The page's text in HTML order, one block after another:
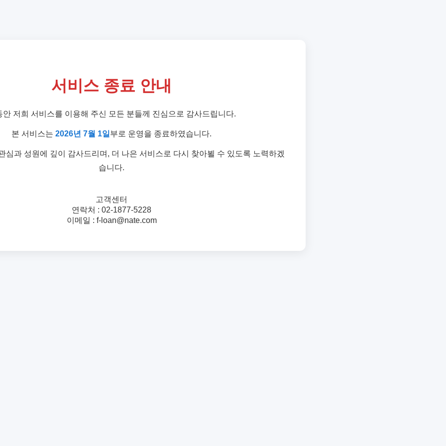
서비스 종료 안내
안 저희 서비스를 이용해 주신 모든 분들께 진심으로 감사드립니다.
본 서비스는 2026년 7월 1일부로 운영을 종료하였습니다.
심과 성원에 깊이 감사드리며, 더 나은 서비스로 다시 찾아뵐 수 있도록 노력하겠
습니다.
고객센터
연락처 : 02-1877-5228
이메일 : f-loan@nate.com